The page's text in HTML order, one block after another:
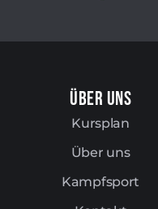
Über Uns
Kursplan
Über uns
Kampfsport